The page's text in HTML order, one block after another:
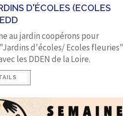
D'ÉCOLES (ECOLES
au jardin coopérons pour
d'écoles/ Ecoles fleuries"
les DDEN de la Loire.